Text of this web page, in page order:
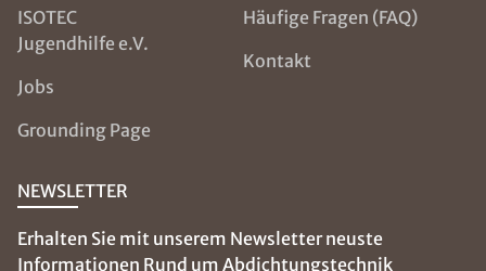
ISOTEC
Jugendhilfe e.V.
Jobs
Grounding Page
Häufige Fragen (FAQ)
Kontakt
NEWSLETTER
Erhalten Sie mit unserem Newsletter neuste
Informationen Rund um Abdichtungstechnik